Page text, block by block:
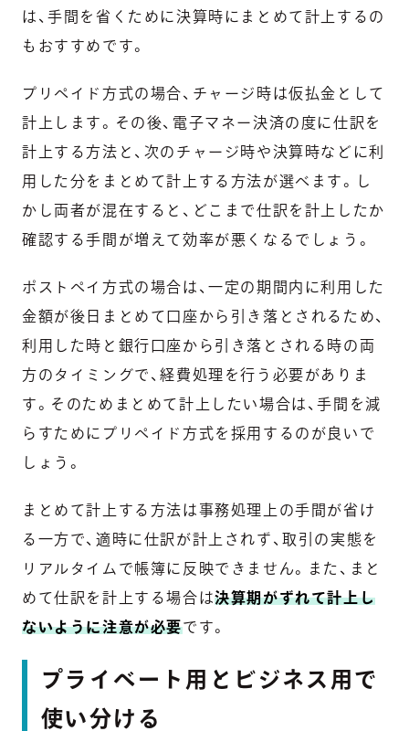
は、手間を省くために決算時にまとめて計上するの
もおすすめです。
プリペイド方式の場合、チャージ時は仮払金として
計上します。その後、電子マネー決済の度に仕訳を
計上する方法と、次のチャージ時や決算時などに利
用した分をまとめて計上する方法が選べます。し
かし両者が混在すると、どこまで仕訳を計上したか
確認する手間が増えて効率が悪くなるでしょう。
ポストペイ方式の場合は、一定の期間内に利用した
金額が後日まとめて口座から引き落とされるため、
利用した時と銀行口座から引き落とされる時の両
方のタイミングで、経費処理を行う必要がありま
す。そのためまとめて計上したい場合は、手間を減
らすためにプリペイド方式を採用するのが良いで
しょう。
まとめて計上する方法は事務処理上の手間が省け
る一方で、適時に仕訳が計上されず、取引の実態を
リアルタイムで帳簿に反映できません。また、まと
めて仕訳を計上する場合は決算期がずれて計上し
ないように注意が必要です。
プライベート用とビジネス用で
使い分ける